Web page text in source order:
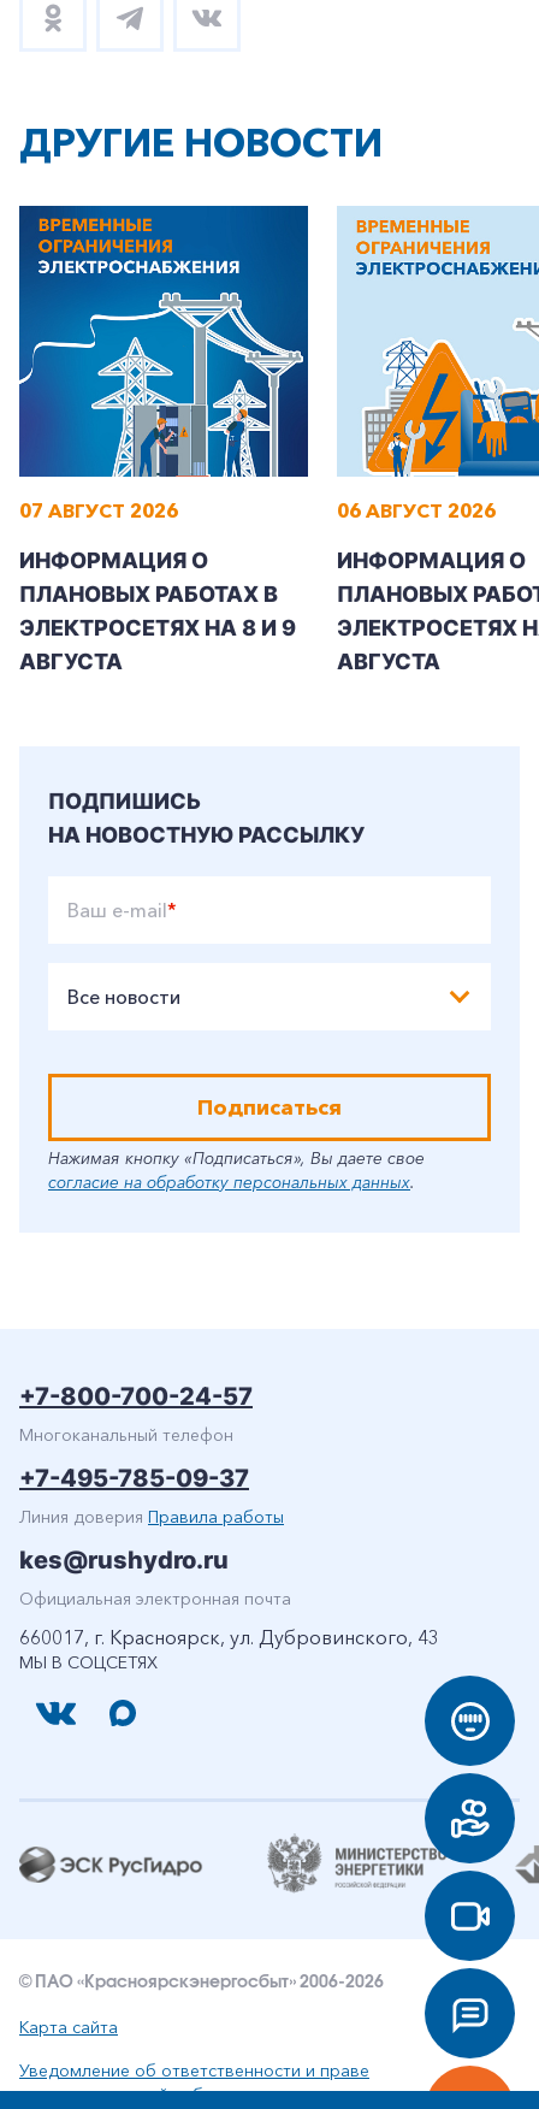
+7-800-700-24-57
ДРУГИЕ НОВОСТИ
07 АВГУСТ 2026
ИНФОРМАЦИЯ О
ПЛАНОВЫХ РАБОТАХ В
ЭЛЕКТРОСЕТЯХ НА 8 И 9
АВГУСТА
06 АВГУСТ 2026
ИНФОРМАЦИЯ О
ПЛАНОВЫХ
ЭЛЕКТРОСЕТЯХ
АВГУСТА
ПОДПИШИСЬ
НА НОВОСТНУЮ РАССЫЛКУ
Ваш e-mail*
Все новости
Подписаться
Нажимая кнопку «Подписаться», Вы даете свое
согласие на обработку персональных данных.
МЫ В СОЦСЕТЯХ
+7-800-700-24-57
Многоканальный телефон
+7-495-785-09-37
Линия доверия Правила работы
kes@rushydro.ru
Официальная электронная почта
660017, г. Красноярск, ул. Дубровинского, 43
© ПАО «Красноярскэнергосбыт» 2006-2026
Карта сайта
Уведомление об ответственности и праве
интеллектуальной собственности